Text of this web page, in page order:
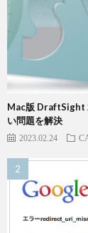
Mac版 DraftSight
い問題を解決
2023.02.24